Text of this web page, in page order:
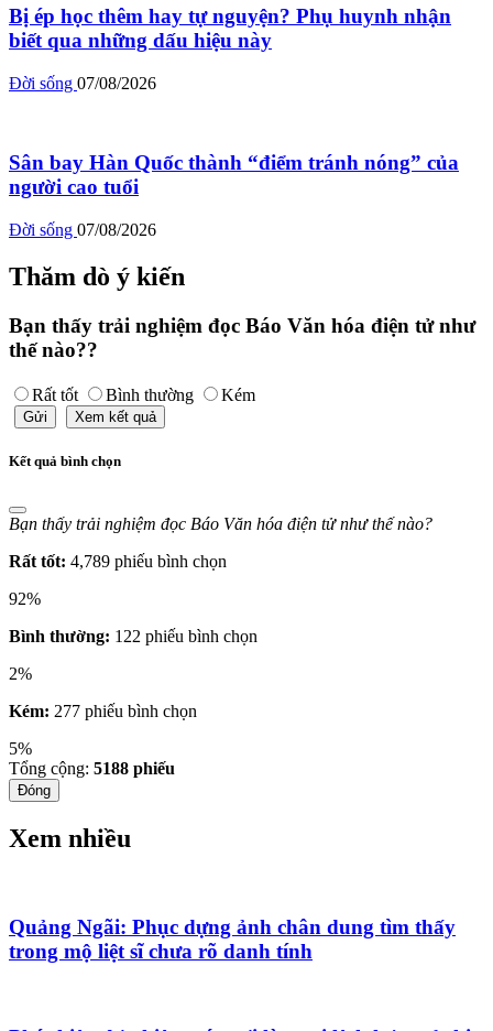
Bị ép học thêm hay tự nguyện? Phụ huynh nhận
biết qua những dấu hiệu này
Đời sống 07/08/2026
Sân bay Hàn Quốc thành “điểm tránh nóng” của
người cao tuổi
Đời sống 07/08/2026
Thăm dò ý kiến
Bạn thấy trải nghiệm đọc Báo Văn hóa điện tử như
thế nào??
Rất tốt Bình thường Kém
Gửi Xem kết quả
Kết quả bình chọn
Bạn thấy trải nghiệm đọc Báo Văn hóa điện tử như thế nào?
Rất tốt: 4,789 phiếu bình chọn
92%
Bình thường: 122 phiếu bình chọn
2%
Kém: 277 phiếu bình chọn
5%
Tổng cộng: 5188 phiếu
Đóng
Xem nhiều
Quảng Ngãi: Phục dựng ảnh chân dung tìm thấy
trong mộ liệt sĩ chưa rõ danh tính